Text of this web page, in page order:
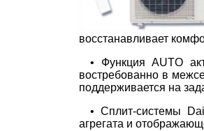
восстанавливает
• Функция AUTO
востребованно в
поддерживается на
• Сплит-системы
агрегата и